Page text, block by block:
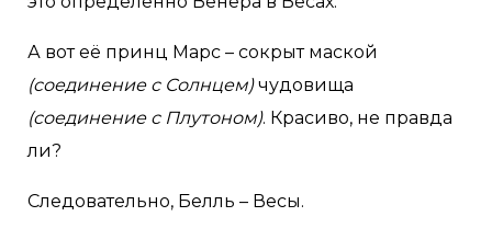
А вот её принц Марс – сокрыт маской
(соединение с Солнцем)чудовища
(соединение с Плутоном). Красиво, не правда
ли?
Следовательно, Белль – Весы.